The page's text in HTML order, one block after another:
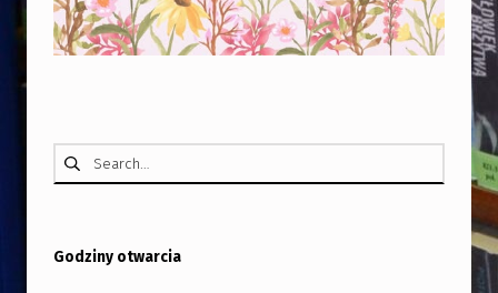
Szukaj:
Godziny otwarcia